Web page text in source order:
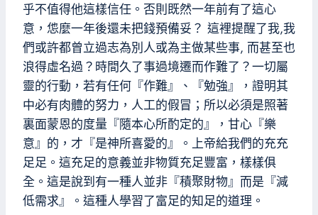
乎不值得他這樣信任。否則既然一年前有了這心
意，怹麼一年後還未把錢預備妥？ 這裡提醒了我,我
們或許都曾立過志為別人或為主做某些事, 而甚至也
浪得虛名過？時間久了事過境遷而作難了？一切屬
靈的行動，若有任何『作難』、『勉強』，證明其
中必有肉體的努力，人工的假冒；所以必須是照著
裏面蒙恩的度量『隨本心所酌定的』，甘心『樂
意』的，才『是神所喜愛的』。上帝給我們的充充
足足。這充足的意義並非物質充足豐富，樣樣俱
全。這是說到有一種人並非『積聚財物』而是『減
低需求』。這種人學習了富足的知足的道理。